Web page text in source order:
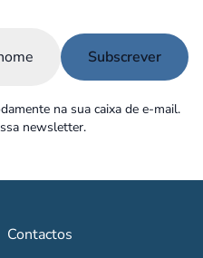
na sua caixa de e-mail.
newsletter.
Contactos